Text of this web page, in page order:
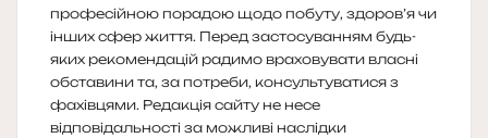
професійною порадою щодо побуту, здоров’я чи
інших сфер життя. Перед застосуванням будь-
яких рекомендацій радимо враховувати власні
обставини та, за потреби, консультуватися з
фахівцями. Редакція сайту не несе
відповідальності за можливі наслідки